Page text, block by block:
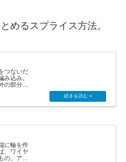
めるスプライス方法。
つないだ
み込み。
の部分の
に輪を作
、ワイヤ
の。ア